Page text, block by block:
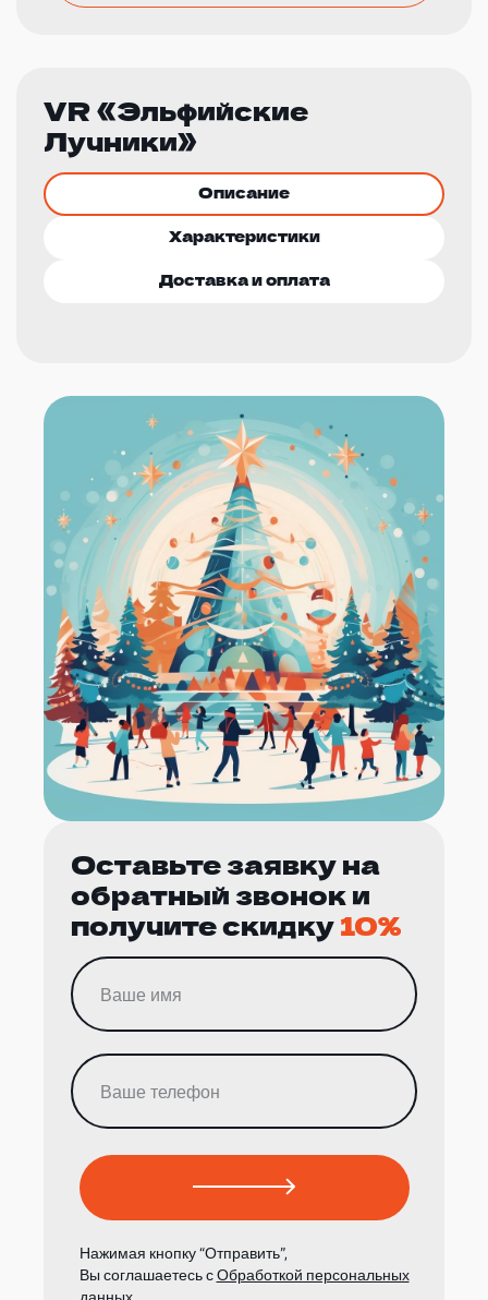
VR «Эльфийские
Лучники»
Описание
Характеристики
Доставка и оплата
Оставьте заявку на
обратный звонок и
получите скидку10%
Нажимая кнопку “Отправить”,
Вы соглашаетесь сОбработкой персональных